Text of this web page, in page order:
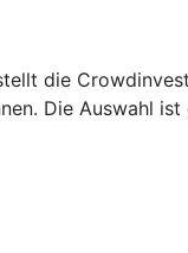
die
Die Auswahl